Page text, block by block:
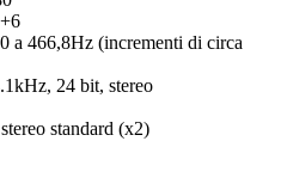
a 466,8Hz (incrementi di circa
24 bit, stereo
standard (x2)